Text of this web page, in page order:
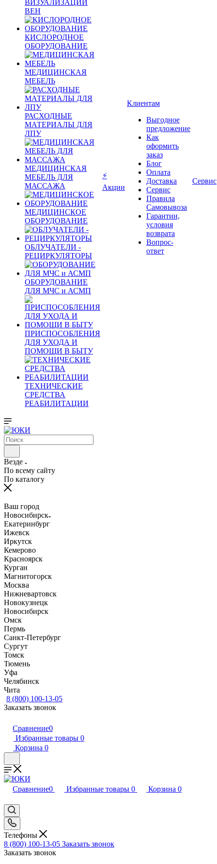
ВИЗУАЛИЗАЦИИ
ВЕН
КИСЛОРОДНОЕ
ОБОРУДОВАНИЕ
МЕДИЦИНСКАЯ
МЕБЕЛЬ
РАСХОДНЫЕ
МАТЕРИАЛЫ ДЛЯ
ЛПУ
МЕДИЦИНСКАЯ
МЕБЕЛЬ ДЛЯ
МАССАЖА
МЕДИЦИНСКОЕ
ОБОРУДОВАНИЕ
ОБЛУЧАТЕЛИ -
РЕЦИРКУЛЯТОРЫ
ОБОРУДОВАНИЕ
ДЛЯ МЧС и АСМП
ПРИСПОСОБЛЕНИЯ
ДЛЯ УХОДА И
ПОМОЩИ В БЫТУ
ТЕХНИЧЕСКИЕ
СРЕДСТВА
РЕАБИЛИТАЦИИ
⚡
Акции
Клиентам
Выгодное
предложение
Как
оформить
заказ
Блог
Оплата
Доставка
Сервис
Правила
Самовывоза
Гарантии,
условия
возврата
Вопрос-
ответ
Сервис
Везде
По всему сайту
По каталогу
Ваш город
Новосибирск
Екатеринбург
Ижевск
Иркутск
Кемерово
Красноярск
Курган
Магнитогорск
Москва
Нижневартовск
Новокузнецк
Новосибирск
Омск
Пермь
Санкт-Петербург
Сургут
Томск
Тюмень
Уфа
Челябинск
Чита
8 (800) 100-13-05
Заказать звонок
Сравнение0
Избранные товары 0
Корзина 0
Сравнение0 Избранные товары 0 Корзина 0
Телефоны
8 (800) 100-13-05 Заказать звонок
Заказать звонок